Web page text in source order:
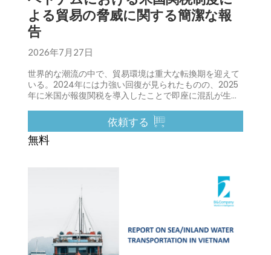
よる貿易の脅威に関する簡潔な報
告
2026年7月27日
世界的な潮流の中で、貿易環境は重大な転換期を迎えて
いる。2024年には力強い回復が見られたものの、2025
年に米国が報復関税を導入したことで即座に混乱が生
依頼する
無料